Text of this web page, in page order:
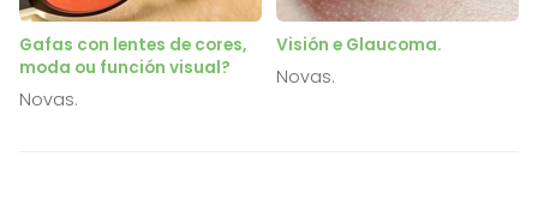
Gafas con lentes de cores,
moda ou función visual?
Novas.
Visión e Glaucoma.
Novas.